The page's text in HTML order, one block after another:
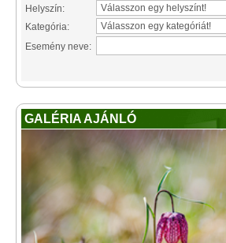
Helyszín:
Kategória:
Esemény neve:
GALÉRIA AJÁNLÓ